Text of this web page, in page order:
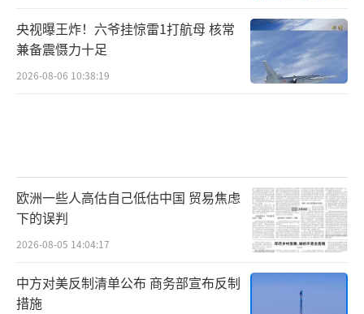
央视曝王炸！六爷挂惊雷1打航母 核常
兼备震慑力十足
2026-08-06 10:38:19
欧洲一些人高估自己低估中国 贸易焦虑
下的误判
2026-08-05 14:04:17
中方对美反制清单公布 商务部宣布反制
措施